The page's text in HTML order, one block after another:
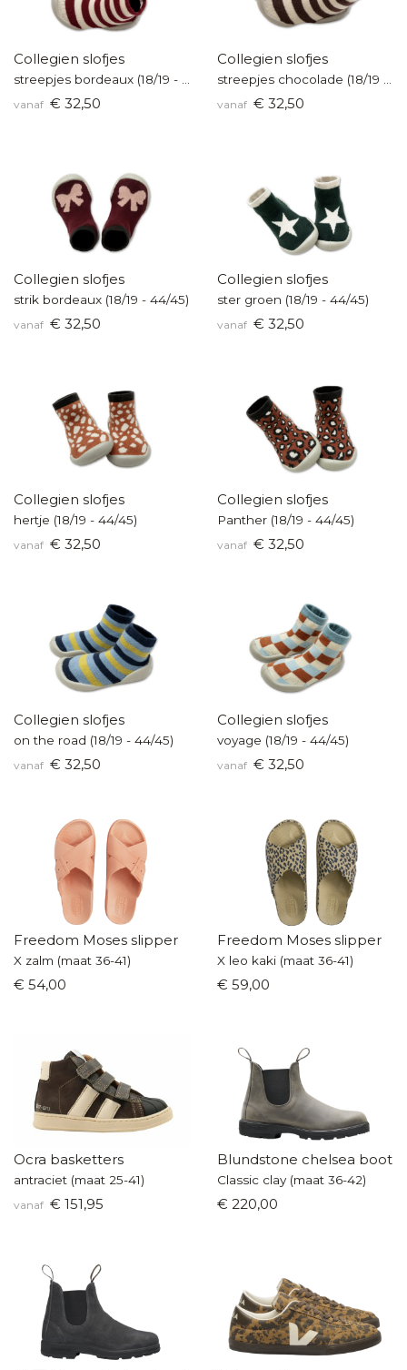
Collegien slofjes
streepjes bordeaux (18/19 - 44/45)
vanaf € 32,50
Collegien slofjes
streepjes chocolade (18/19 - 44/45)
vanaf € 32,50
Collegien slofjes
strik bordeaux (18/19 - 44/45)
vanaf € 32,50
Collegien slofjes
ster groen (18/19 - 44/45)
vanaf € 32,50
Collegien slofjes
hertje (18/19 - 44/45)
vanaf € 32,50
Collegien slofjes
Panther (18/19 - 44/45)
vanaf € 32,50
Collegien slofjes
on the road (18/19 - 44/45)
vanaf € 32,50
Collegien slofjes
voyage (18/19 - 44/45)
vanaf € 32,50
Freedom Moses slipper
X zalm (maat 36-41)
€ 54,00
Freedom Moses slipper
X leo kaki (maat 36-41)
€ 59,00
Ocra basketters
antraciet (maat 25-41)
vanaf € 151,95
Blundstone chelsea boot
Classic clay (maat 36-42)
€ 220,00